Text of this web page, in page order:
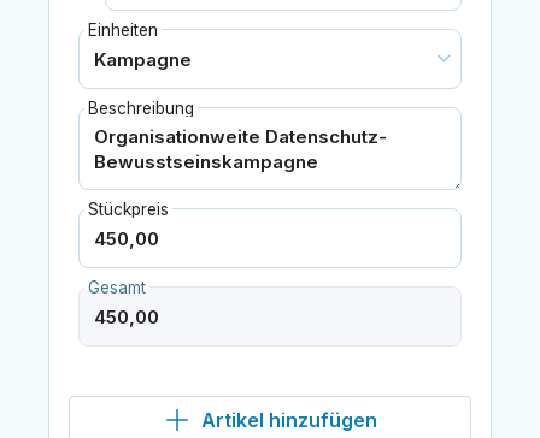
Einheiten
Beschreibung
Stückpreis
Gesamt
Artikel hinzufügen